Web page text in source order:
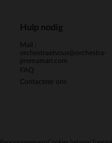
Hulp nodig
Mail :
orchestraetvous@orchestra-
premaman.com
FAQ
Contacteer ons